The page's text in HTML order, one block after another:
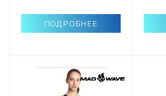
ПОДРОБНЕЕ